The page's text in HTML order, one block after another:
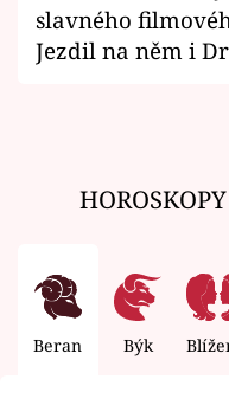
slavného
Jezdil na něm i
Beran Býk